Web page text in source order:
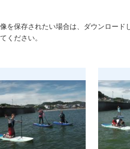
を保存されたい場合は、ダウンロード
ください。